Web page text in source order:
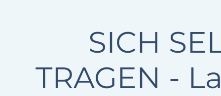
SICH
TRAGEN -